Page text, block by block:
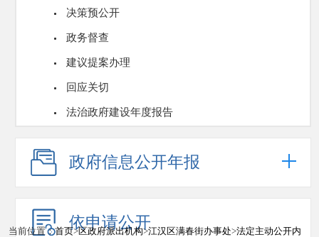
决策预公开
政务督查
建议提案办理
回应关切
法治政府建设年度报告
政府信息公开年报
依申请公开
当前位置：首页>区政府派出机构>江汉区满春街办事处>法定主动公开内